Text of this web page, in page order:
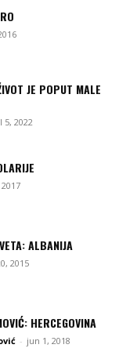
JE POPUT MALE
5, 2022
ALBANIJA
2015
HERCEGOVINA
- jun 1, 2018